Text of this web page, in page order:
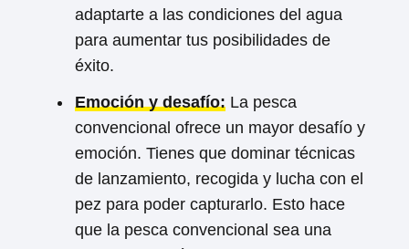
adaptarte a las condiciones del agua
para aumentar tus posibilidades de
éxito.
Emoción y desafío: La pesca
convencional ofrece un mayor desafío y
emoción. Tienes que dominar técnicas
de lanzamiento, recogida y lucha con el
pez para poder capturarlo. Esto hace
que la pesca convencional sea una